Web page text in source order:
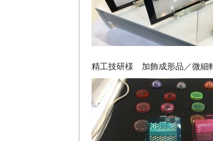
精工技研様 加飾成形品／微細